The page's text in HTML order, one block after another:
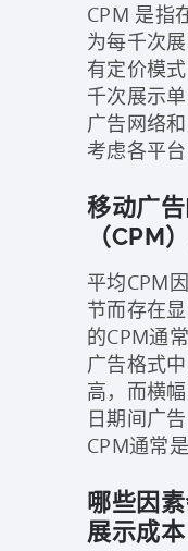
CPM 是指
为每千次
有定价模
千次展示
广告网络
考虑各平
移动广
（CPM
平均CPM
节而存在
的CPM通
广告格式
高，而横
日期间广
CPM通常
哪些因
展示成本